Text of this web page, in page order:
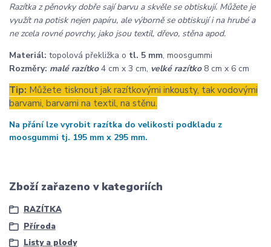
Razítka z pěnovky dobře sají barvu a skvěle se obtiskují. Můžete je
využít na potisk nejen papíru, ale výborně se obtiskují i na hrubé a
ne zcela rovné povrchy, jako jsou textil, dřevo, stěna apod.
Materiál: topolová překližka o tl. 5 mm, moosgummi
Rozměry: malé razítko4 cm x 3 cm, velké razítko8 cm x 6 cm
Tip: Můžete tisknout jak razítkovými inkousty, tak vodovými
barvami, barvami na textil, na stěnu.
Na přání lze vyrobit razítka do velikosti podkladu z
moosgummi tj. 195 mm x 295 mm.
Zboží zařazeno v kategoriích
RAZÍTKA
Příroda
Listy a plody